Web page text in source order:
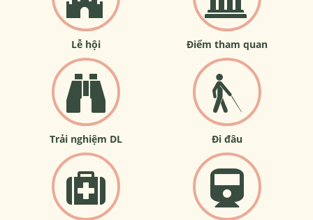
Lễ hội Điểm tham quan
Trải nghiệm DL Đi đâu